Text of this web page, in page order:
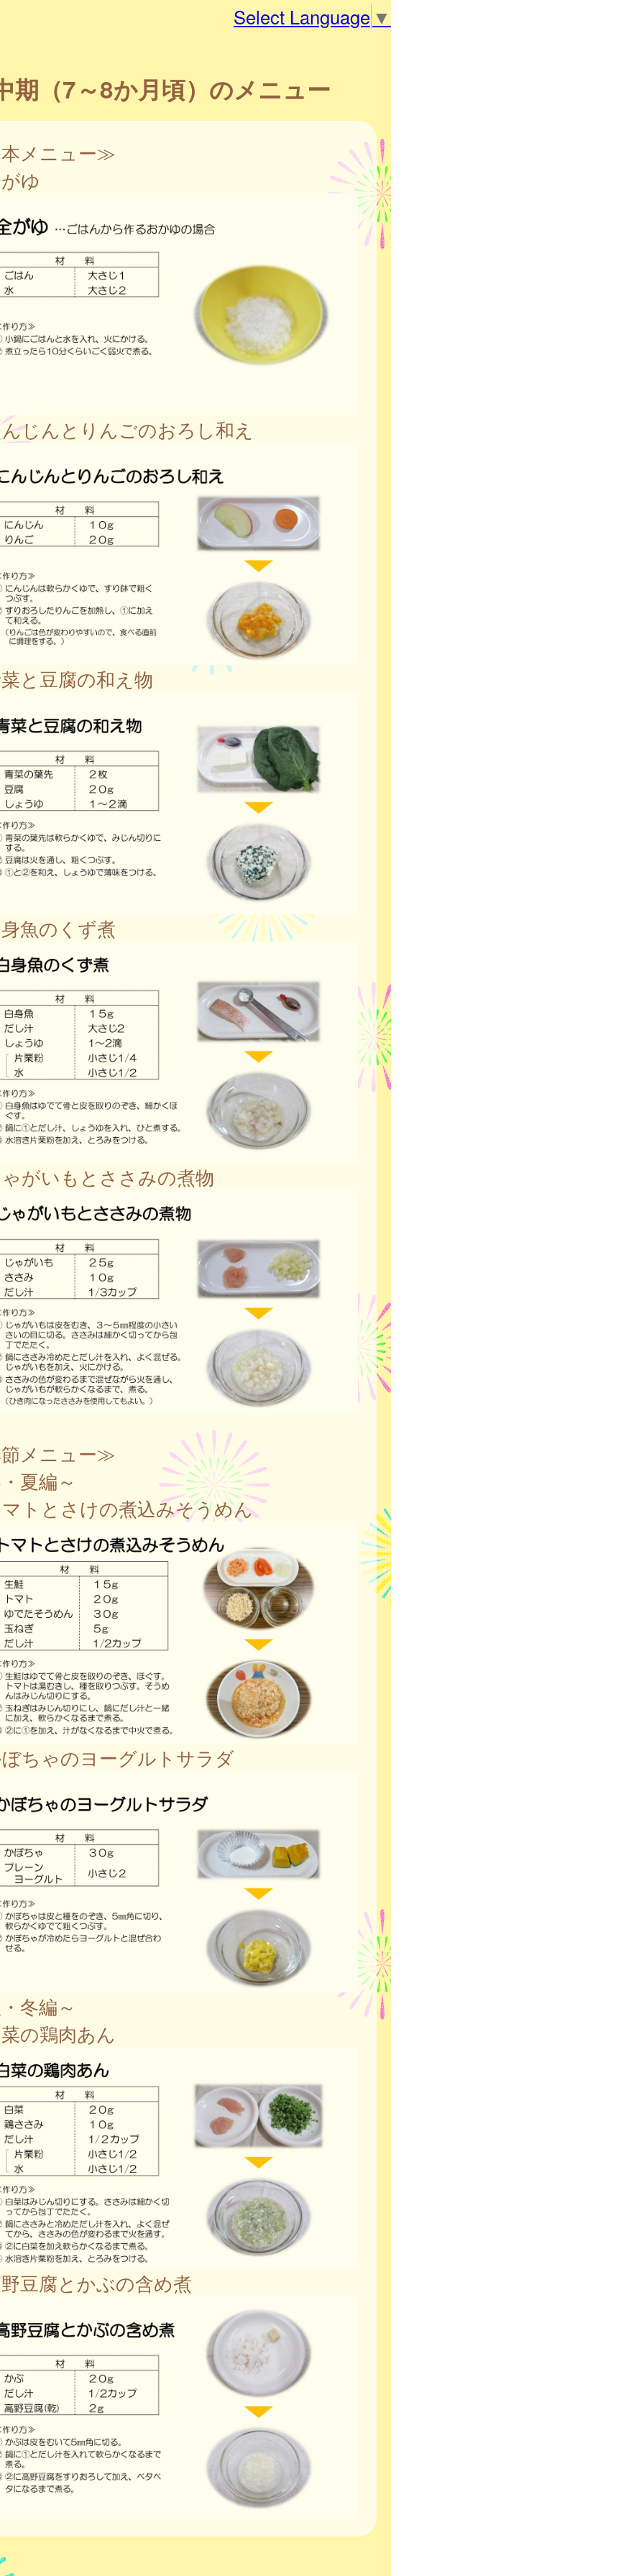
Select Language ▼
期（7～8か月頃）のメニュー
メニュー≫
ゆ
んとりんごのおろし和え
と豆腐の和え物
魚のくず煮
いもとささみの煮物
メニュー≫
夏編～
とさけの煮込みそうめん
ゃのヨーグルトサラダ
冬編～
の鶏肉あん
腐とかぶの含め煮